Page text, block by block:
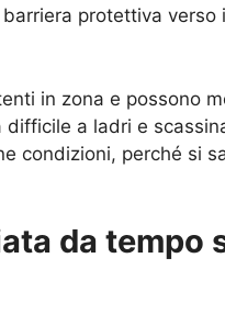
protettiva
in zona e possono
a ladri e
condizioni, perché si
da tempo